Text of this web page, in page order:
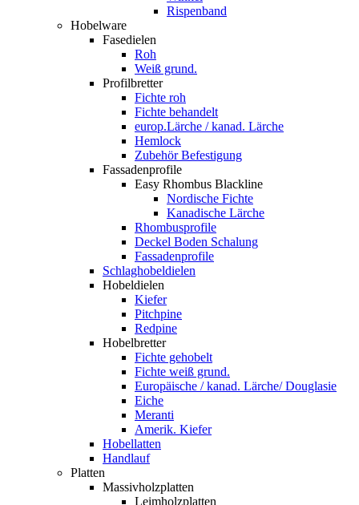
Rispenband
Hobelware
Fasedielen
Roh
Weiß grund.
Profilbretter
Fichte roh
Fichte behandelt
europ.Lärche / kanad. Lärche
Hemlock
Zubehör Befestigung
Fassadenprofile
Easy Rhombus Blackline
Nordische Fichte
Kanadische Lärche
Rhombusprofile
Deckel Boden Schalung
Fassadenprofile
Schlaghobeldielen
Hobeldielen
Kiefer
Pitchpine
Redpine
Hobelbretter
Fichte gehobelt
Fichte weiß grund.
Europäische / kanad. Lärche/ Douglasie
Eiche
Meranti
Amerik. Kiefer
Hobellatten
Handlauf
Platten
Massivholzplatten
Leimholzplatten